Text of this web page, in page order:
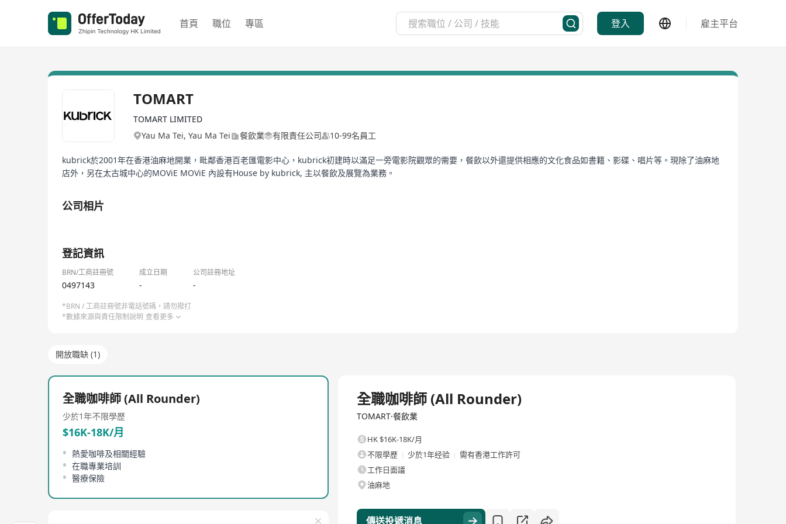
首頁 職位 專區 登入 雇主平台
TOMART
TOMART LIMITED
Yau Ma Tei, Yau Ma Tei
餐飲業 有限責任公司 10-99名員工
kubrick於2001年在香港油麻地開業，毗鄰香港百老匯電影中心，kubrick初建時以滿足一旁電影院觀眾的需要，餐飲以外還提供相應的文化食品如書籍、影碟、唱片等。現除了油麻地
店外，另在太古城中心的MOViE MOViE 內設有House by kubrick, 主以餐飲及展覽為業務。
公司相片
登記資訊
BRN/工商註冊號 成立日期 公司註冊地址
0497143 - -
*BRN / 工商註冊號非電話號碼，請勿撥打
*數據來源與責任限制說明 查看更多
開放職缺 (1)
全職咖啡師 (All Rounder)
少於1年不限學歷
$16K-18K/月
熱愛咖啡及相關經驗
在職專業培訓
醫療保險
全職咖啡師 (All Rounder)
TOMART·餐飲業
HK $16K-18K/月
不限學歷
少於1年经验
需有香港工作許可
工作日面議
油麻地
傳送投遞消息